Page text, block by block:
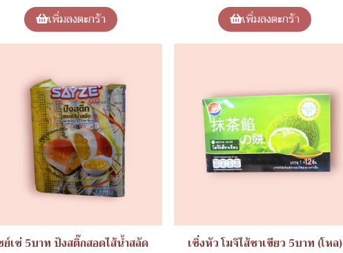
เพิ่มลงตะกร้า เพิ่มลงตะกร้า
ย์เซ่ 5บาท ปังสติ๊กสอดไส้น้ำสลัด เซิ่งหัว โมจิไส้ชาเขียว 5บาท (โหล)